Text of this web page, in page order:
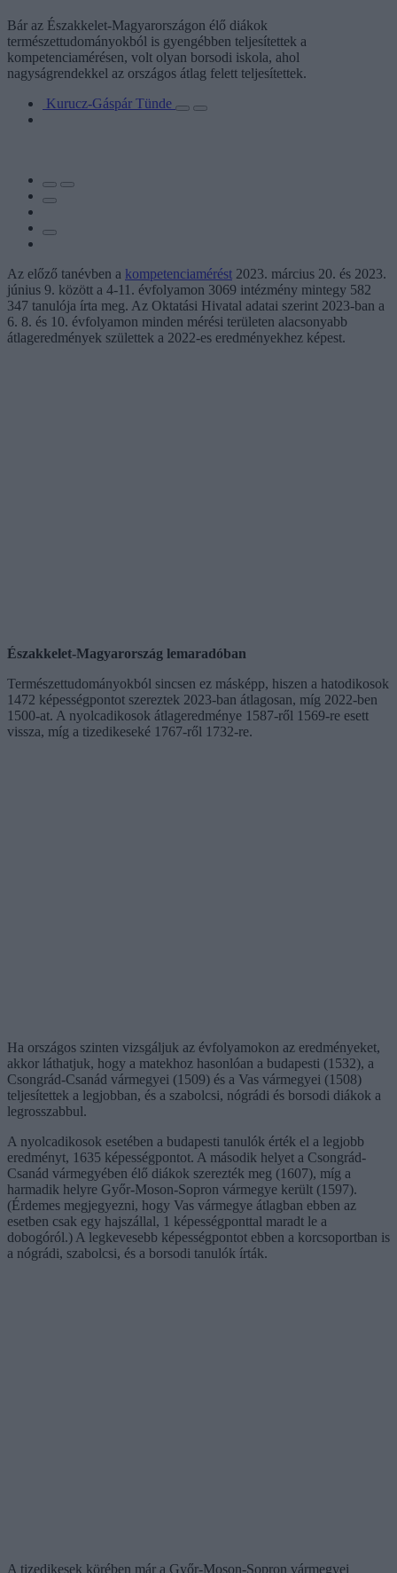
Bár az Északkelet-Magyarországon élő diákok
természettudományokból is gyengébben teljesítettek a
kompetenciamérésen, volt olyan borsodi iskola, ahol
nagyságrendekkel az országos átlag felett teljesítettek.
Kurucz-Gáspár Tünde
Az előző tanévben a kompetenciamérést 2023. március 20. és 2023.
június 9. között a 4-11. évfolyamon 3069 intézmény mintegy 582
347 tanulója írta meg. Az Oktatási Hivatal adatai szerint 2023-ban a
6. 8. és 10. évfolyamon minden mérési területen alacsonyabb
átlageredmények születtek a 2022-es eredményekhez képest.
Északkelet-Magyarország lemaradóban
Természettudományokból sincsen ez másképp, hiszen a hatodikosok
1472 képességpontot szereztek 2023-ban átlagosan, míg 2022-ben
1500-at. A nyolcadikosok átlageredménye 1587-ről 1569-re esett
vissza, míg a tizedikeseké 1767-ről 1732-re.
Ha országos szinten vizsgáljuk az évfolyamokon az eredményeket,
akkor láthatjuk, hogy a matekhoz hasonlóan a budapesti (1532), a
Csongrád-Csanád vármegyei (1509) és a Vas vármegyei (1508)
teljesítettek a legjobban, és a szabolcsi, nógrádi és borsodi diákok a
legrosszabbul.
A nyolcadikosok esetében a budapesti tanulók érték el a legjobb
eredményt, 1635 képességpontot. A második helyet a Csongrád-
Csanád vármegyében élő diákok szerezték meg (1607), míg a
harmadik helyre Győr-Moson-Sopron vármegye került (1597).
(Érdemes megjegyezni, hogy Vas vármegye átlagban ebben az
esetben csak egy hajszállal, 1 képességponttal maradt le a
dobogóról.) A legkevesebb képességpontot ebben a korcsoportban is
a nógrádi, szabolcsi, és a borsodi tanulók írták.
A tizedikesek körében már a Győr-Moson-Sopron vármegyei